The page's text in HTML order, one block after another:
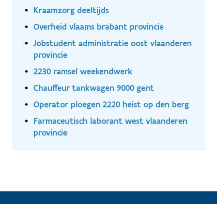
Kraamzorg deeltijds
Overheid vlaams brabant provincie
Jobstudent administratie oost vlaanderen
provincie
2230 ramsel weekendwerk
Chauffeur tankwagen 9000 gent
Operator ploegen 2220 heist op den berg
Farmaceutisch laborant west vlaanderen
provincie